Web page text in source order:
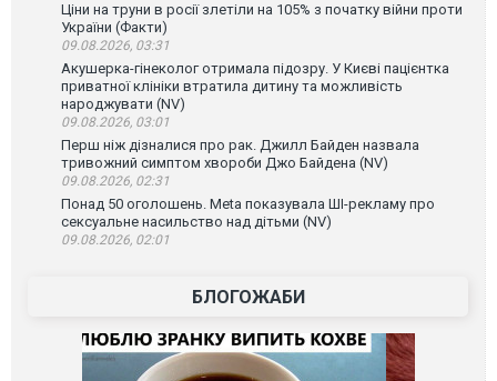
Ціни на труни в росії злетіли на 105% з початку війни проти
України (Факти)
09.08.2026, 03:31
Акушерка-гінеколог отримала підозру. У Києві пацієнтка
приватної клініки втратила дитину та можливість
народжувати (NV)
09.08.2026, 03:01
Перш ніж дізналися про рак. Джилл Байден назвала
тривожний симптом хвороби Джо Байдена (NV)
09.08.2026, 02:31
Понад 50 оголошень. Meta показувала ШІ-рекламу про
сексуальне насильство над дітьми (NV)
09.08.2026, 02:01
БЛОГОЖАБИ